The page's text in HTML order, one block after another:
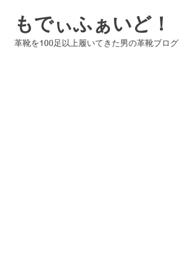
もでぃふぁいど！
革靴を100足以上履いてきた男の革靴ブログ